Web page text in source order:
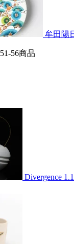
牟田陽
51-56商品
Divergence